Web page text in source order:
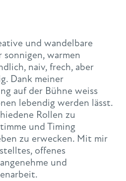
und wandelbare
warmen
naiv, frech, aber
Dank meiner
auf der Bühne weiss
lebendig werden lässt.
Rollen zu
und Timing
zu erwecken. Mit mir
offenes
und